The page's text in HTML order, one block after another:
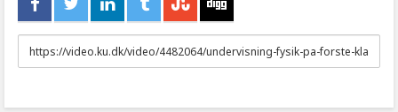
URL
to